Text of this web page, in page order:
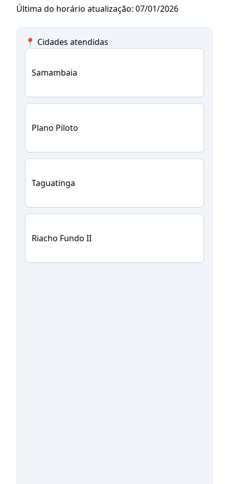
Última do horário atualização: 07/01/2026
📍 Cidades atendidas
Samambaia
Plano Piloto
Taguatinga
Riacho Fundo II